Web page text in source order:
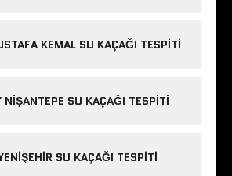
KEMAL SU KAÇAĞI TESPITI
NIŞANTEPE SU KAÇAĞI TESPITI
SU KAÇAĞI TESPITI